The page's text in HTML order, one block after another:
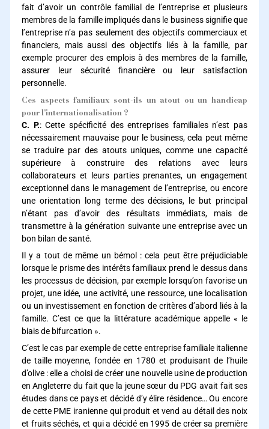
fait d’avoir un contrôle familial de l’entreprise et plusieurs
membres de la famille impliqués dans le business signifie que
l’entreprise n’a pas seulement des objectifs commerciaux et
financiers, mais aussi des objectifs liés à la famille, par
exemple procurer des emplois à des membres de la famille,
assurer leur sécurité financière ou leur satisfaction
personnelle.
Ces aspects familiaux sont-ils un atout ou un handicap
pour l’internationalisation ?
C. P.: Cette spécificité des entreprises familiales n’est pas
nécessairement mauvaise pour le business, cela peut même
se traduire par des atouts uniques, comme une capacité
supérieure à construire des relations avec leurs
collaborateurs et leurs parties prenantes, un engagement
exceptionnel dans le management de l’entreprise, ou encore
une orientation long terme des décisions, le but principal
n’étant pas d’avoir des résultats immédiats, mais de
transmettre à la génération suivante une entreprise avec un
bon bilan de santé.
Il y a tout de même un bémol : cela peut être préjudiciable
lorsque le prisme des intérêts familiaux prend le dessus dans
les processus de décision, par exemple lorsqu’on favorise un
projet, une idée, une activité, une ressource, une localisation
ou un investissement en fonction de critères d’abord liés à la
famille. C’est ce que la littérature académique appelle « le
biais de bifurcation ».
C’est le cas par exemple de cette entreprise familiale italienne
de taille moyenne, fondée en 1780 et produisant de l’huile
d’olive : elle a choisi de créer une nouvelle usine de production
en Angleterre du fait que la jeune sœur du PDG avait fait ses
études dans ce pays et décidé d’y élire résidence… Ou encore
de cette PME iranienne qui produit et vend au détail des noix
et fruits séchés, et qui a décidé en 1995 de créer sa première